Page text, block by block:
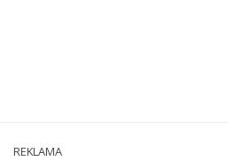
REKLAMA